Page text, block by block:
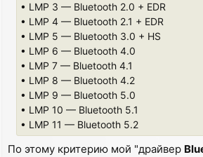
• LMP 3 — Bluetooth 2.0 + EDR
• LMP 4 — Bluetooth 2.1 + EDR
• LMP 5 — Bluetooth 3.0 + HS
• LMP 6 — Bluetooth 4.0
• LMP 7 — Bluetooth 4.1
• LMP 8 — Bluetooth 4.2
• LMP 9 — Bluetooth 5.0
• LMP 10 — Bluetooth 5.1
• LMP 11 — Bluetooth 5.2
По этому критерию мой "драйвер